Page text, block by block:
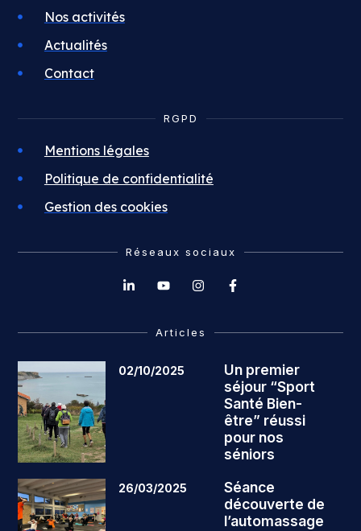
Nos activités
Actualités
Contact
RGPD
Mentions légales
Politique de confidentialité
Gestion des cookies
Réseaux sociaux
Articles
02/10/2025
Un premier
séjour “Sport
Santé Bien-
être” réussi
pour nos
séniors
26/03/2025
Séance
découverte de
l’automassage